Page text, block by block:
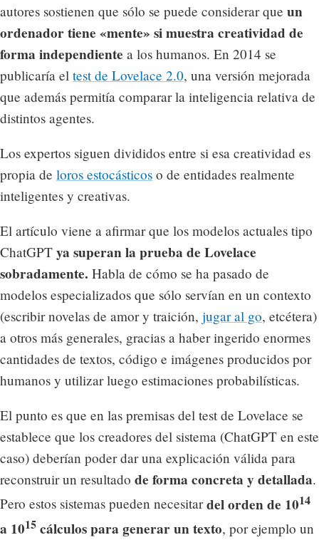
autores sostienen que sólo se puede considerar que un
ordenador tiene «mente» si muestra creatividad de
forma independiente a los humanos. En 2014 se
publicaría el test de Lovelace 2.0, una versión mejorada
que además permitía comparar la inteligencia relativa de
distintos agentes.
Los expertos siguen divididos entre si esa creatividad es
propia de loros estocásticos o de entidades realmente
inteligentes y creativas.
El artículo viene a afirmar que los modelos actuales tipo
ChatGPT ya superan la prueba de Lovelace
sobradamente. Habla de cómo se ha pasado de
modelos especializados que sólo servían en un contexto
(escribir novelas de amor y traición, jugar al go, etcétera)
a otros más generales, gracias a haber ingerido enormes
cantidades de textos, código e imágenes producidos por
humanos y utilizar luego estimaciones probabilísticas.
El punto es que en las premisas del test de Lovelace se
establece que los creadores del sistema (ChatGPT en este
caso) deberían poder dar una explicación válida para
reconstruir un resultado de forma concreta y detallada.
Pero estos sistemas pueden necesitardel orden de 1014
a 1015 cálculos para generar un texto, por ejemplo un